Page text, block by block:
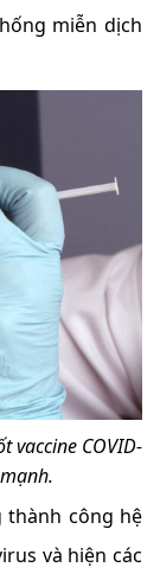
miễn dịch
vaccine COVID-
thành công hệ
và hiện các